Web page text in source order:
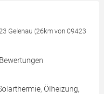
Gelenau (26km von 09423
Ölheizung,